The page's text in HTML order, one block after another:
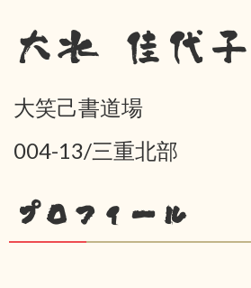
大水 佳代子
大笑己書道場
004-13/三重北部
プロフィール